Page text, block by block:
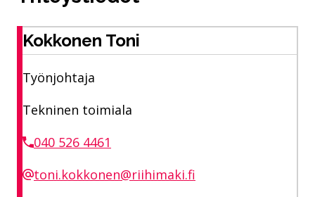
Kokkonen Toni
Työnjohtaja
Tekninen toimiala
040 526 4461
toni.kokkonen@riihimaki.fi